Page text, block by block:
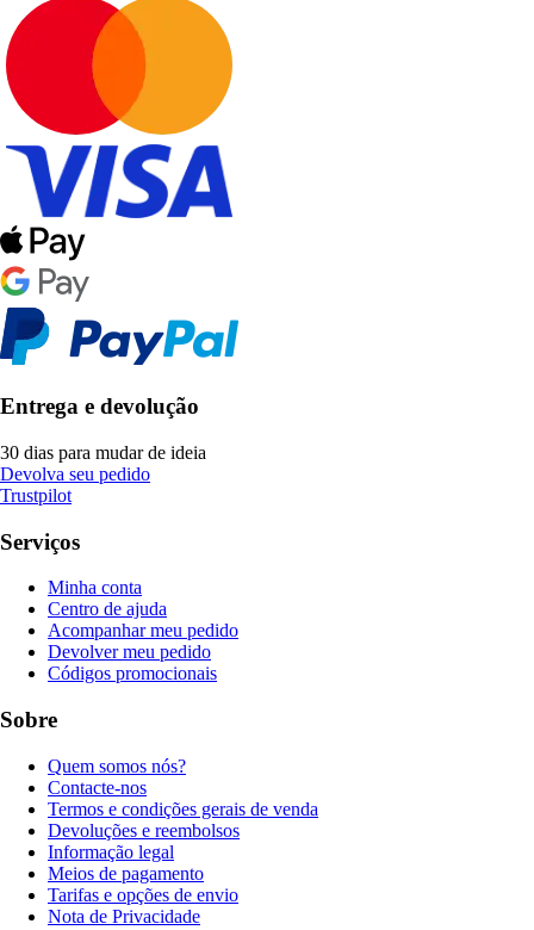
Entrega e devolução
30 dias para mudar de ideia
Devolva seu pedido
Trustpilot
Serviços
Minha conta
Centro de ajuda
Acompanhar meu pedido
Devolver meu pedido
Códigos promocionais
Sobre
Quem somos nós?
Contacte-nos
Termos e condições gerais de venda
Devoluções e reembolsos
Informação legal
Meios de pagamento
Tarifas e opções de envio
Nota de Privacidade